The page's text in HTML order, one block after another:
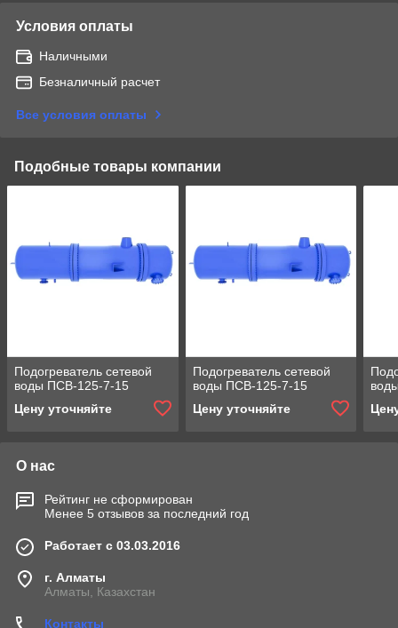
Условия оплаты
Наличными
Безналичный расчет
Все условия оплаты
Подобные товары компании
Подогреватель сетевой
воды ПСВ-125-7-15
Цену уточняйте
Подогреватель сетевой
воды ПСВ-125-7-15
Цену уточняйте
О нас
Рейтинг не сформирован
Менее 5 отзывов за последний год
Работает с 03.03.2016
г. Алматы
Алматы, Казахстан
Контакты